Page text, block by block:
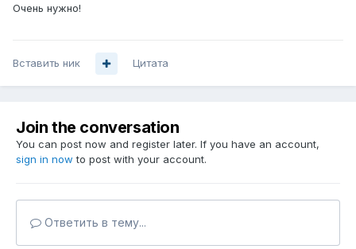
Очень нужно!
Вставить ник Цитата
Join the conversation
You can post now and register later. If you have an account,
sign in now to post with your account.
Ответить в тему...